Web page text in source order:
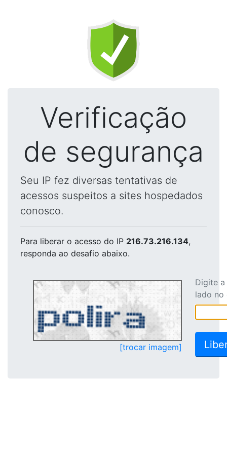
Verificação
de segurança
Seu IP fez diversas tentativas de
acessos suspeitos a sites hospedados
conosco.
Para liberar o acesso do IP 216.73.216.134,
responda ao desafio abaixo.
[trocar imagem]
Digite
lado no